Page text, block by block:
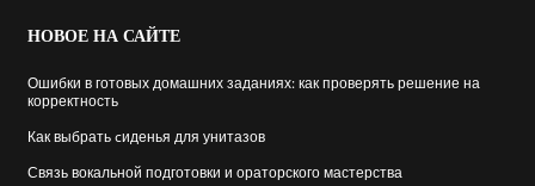
НОВОЕ НА САЙТЕ
Ошибки в готовых домашних заданиях: как проверять решение на
корректность
Как выбрать cиденья для унитазов
Связь вокальной подготовки и ораторского мастерства